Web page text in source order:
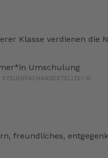
Klasse verdienen die
Umschulung
R
freundliches,